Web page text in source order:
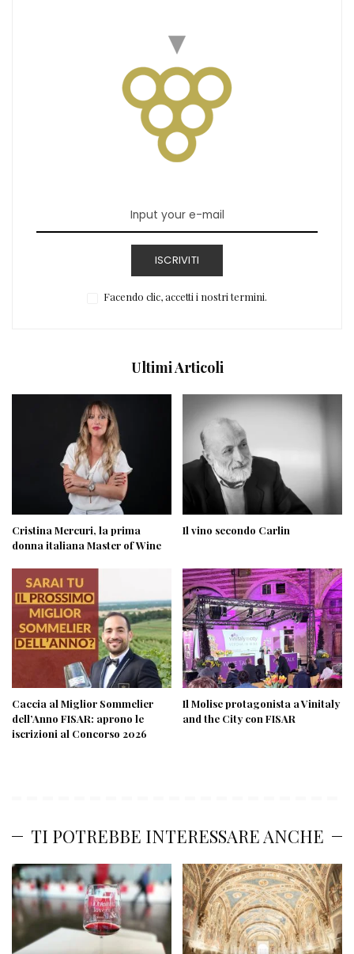
ISCRIVITI
Facendo clic, accetti i nostri termini.
Ultimi Articoli
Cristina Mercuri, la prima
donna italiana Master of Wine
Il vino secondo Carlin
Caccia al Miglior Sommelier
dell’Anno FISAR: aprono le
iscrizioni al Concorso 2026
Il Molise protagonista a Vinitaly
and the City con FISAR
TI POTREBBE INTERESSARE ANCHE